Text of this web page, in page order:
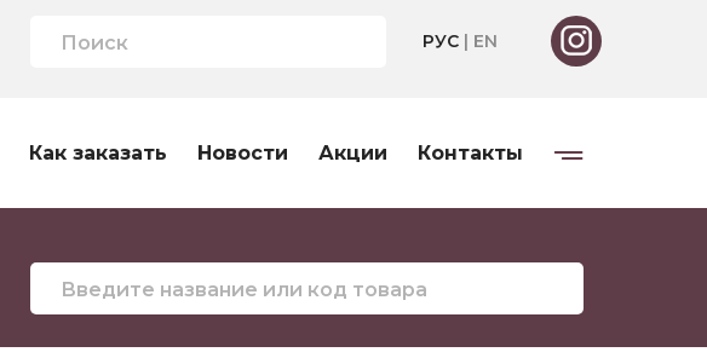
РУС | EN
Как заказать Новости Акции Контакты